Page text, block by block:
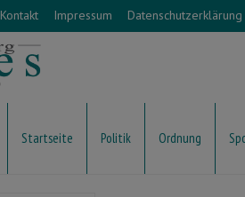
Kontakt Impressum Datenschutzerklärung
Startseite Politik Ordnung